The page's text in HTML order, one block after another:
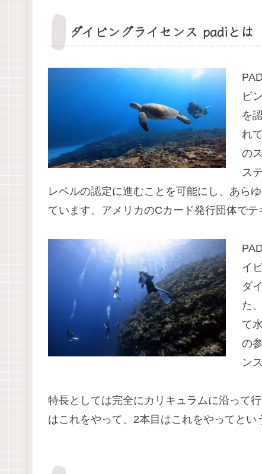
ダイビングライセンス padiとは
ビ
を
れ
の
ス
レベルの認定に進むことを可能にし、あら
ています。アメリカのCカード発行団体でテ
イ
ダ
た
て
の
ン
特長としては完全にカリキュラムに沿って
はこれをやって、2本目はこれをやってとい